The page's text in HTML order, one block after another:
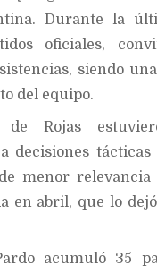
Durante la
oficiales,
siendo
del equipo.
de Rojas
decisiones
menor
en abril, que lo
acumuló 35